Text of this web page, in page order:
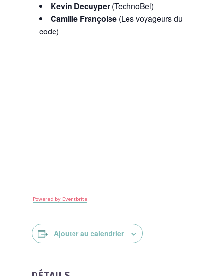
Kevin Decuyper (TechnoBel)
Camille Françoise(Les voyageurs du
code)
Powered by Eventbrite
Ajouter au calendrier